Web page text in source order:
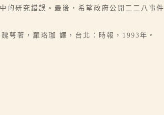
的研究錯誤。最後，希望政府公開二二八事
萼著，羅珞珈 譯，台北：時報，1993年。